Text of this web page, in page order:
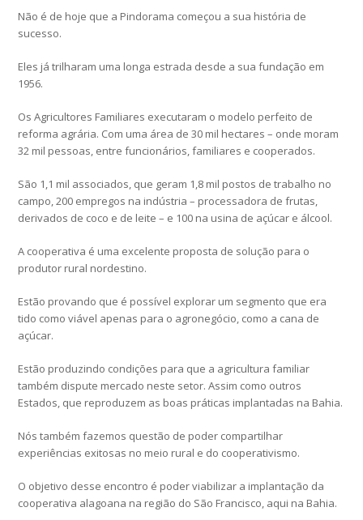
Não é de hoje que a Pindorama começou a sua história de
sucesso.
Eles já trilharam uma longa estrada desde a sua fundação em
1956.
Os Agricultores Familiares executaram o modelo perfeito de
reforma agrária. Com uma área de 30 mil hectares – onde moram
32 mil pessoas, entre funcionários, familiares e cooperados.
São 1,1 mil associados, que geram 1,8 mil postos de trabalho no
campo, 200 empregos na indústria – processadora de frutas,
derivados de coco e de leite – e 100 na usina de açúcar e álcool.
A cooperativa é uma excelente proposta de solução para o
produtor rural nordestino.
Estão provando que é possível explorar um segmento que era
tido como viável apenas para o agronegócio, como a cana de
açúcar.
Estão produzindo condições para que a agricultura familiar
também dispute mercado neste setor. Assim como outros
Estados, que reproduzem as boas práticas implantadas na Bahia.
Nós também fazemos questão de poder compartilhar
experiências exitosas no meio rural e do cooperativismo.
O objetivo desse encontro é poder viabilizar a implantação da
cooperativa alagoana na região do São Francisco, aqui na Bahia.